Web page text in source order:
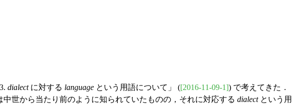
dialectに対する language という用語について」 ([2016-11-09-1]) で考えてきた．
世から当たり前のように知られていたものの，それに対応する dialectという用